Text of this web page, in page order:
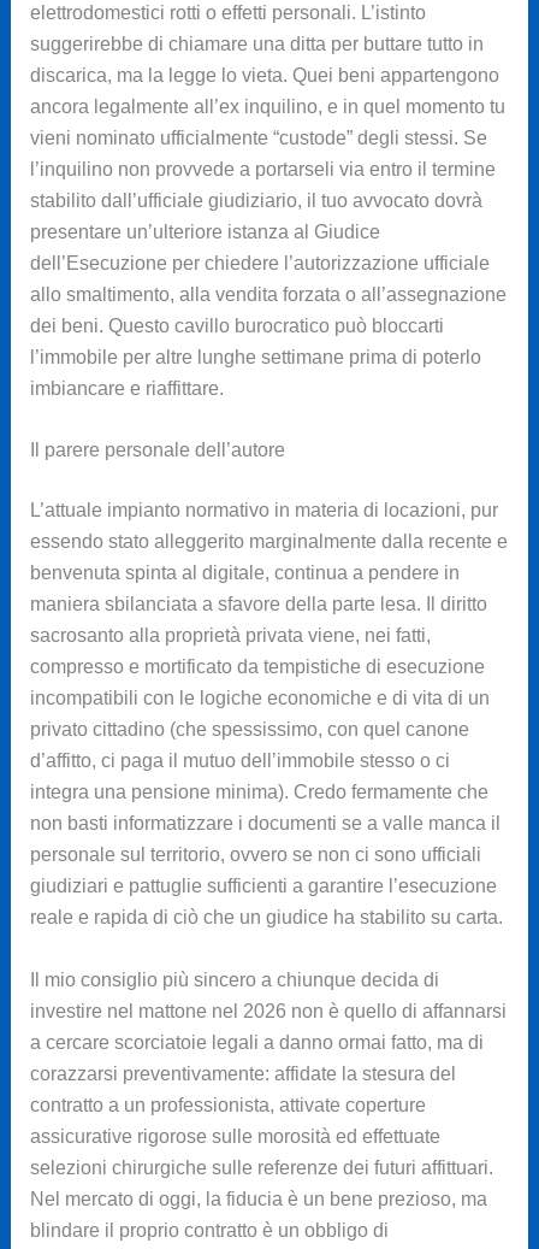
elettrodomestici rotti o effetti personali. L’istinto
suggerirebbe di chiamare una ditta per buttare tutto in
discarica, ma la legge lo vieta. Quei beni appartengono
ancora legalmente all’ex inquilino, e in quel momento tu
vieni nominato ufficialmente “custode” degli stessi. Se
l’inquilino non provvede a portarseli via entro il termine
stabilito dall’ufficiale giudiziario, il tuo avvocato dovrà
presentare un’ulteriore istanza al Giudice
dell’Esecuzione per chiedere l’autorizzazione ufficiale
allo smaltimento, alla vendita forzata o all’assegnazione
dei beni. Questo cavillo burocratico può bloccarti
l’immobile per altre lunghe settimane prima di poterlo
imbiancare e riaffittare.
Il parere personale dell’autore
L’attuale impianto normativo in materia di locazioni, pur
essendo stato alleggerito marginalmente dalla recente e
benvenuta spinta al digitale, continua a pendere in
maniera sbilanciata a sfavore della parte lesa. Il diritto
sacrosanto alla proprietà privata viene, nei fatti,
compresso e mortificato da tempistiche di esecuzione
incompatibili con le logiche economiche e di vita di un
privato cittadino (che spessissimo, con quel canone
d’affitto, ci paga il mutuo dell’immobile stesso o ci
integra una pensione minima). Credo fermamente che
non basti informatizzare i documenti se a valle manca il
personale sul territorio, ovvero se non ci sono ufficiali
giudiziari e pattuglie sufficienti a garantire l’esecuzione
reale e rapida di ciò che un giudice ha stabilito su carta.
Il mio consiglio più sincero a chiunque decida di
investire nel mattone nel 2026 non è quello di affannarsi
a cercare scorciatoie legali a danno ormai fatto, ma di
corazzarsi preventivamente: affidate la stesura del
contratto a un professionista, attivate coperture
assicurative rigorose sulle morosità ed effettuate
selezioni chirurgiche sulle referenze dei futuri affittuari.
Nel mercato di oggi, la fiducia è un bene prezioso, ma
blindare il proprio contratto è un obbligo di